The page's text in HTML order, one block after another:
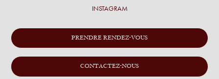
INSTAGRAM
PRENDRE RENDEZ-VOUS
CONTACTEZ-NOUS